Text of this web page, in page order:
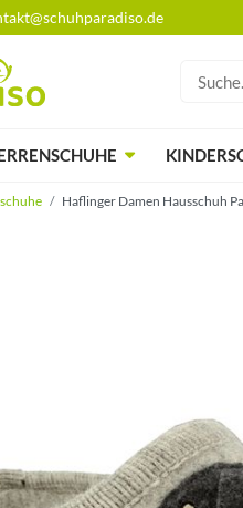
Haflinger Damen Hausschuh